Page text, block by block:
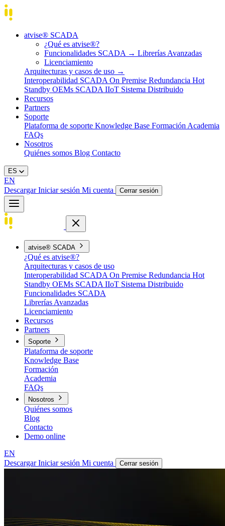
atvise® SCADA
¿Qué es atvise®?
Funcionalidades SCADA → Librerías Avanzadas
Licenciamiento
Arquitecturas y casos de uso →
Interoperabilidad SCADA On Premise Redundancia Hot
Standby OEMs SCADA IIoT Sistema Distribuido
Recursos
Partners
Soporte
Plataforma de soporte Knowledge Base Formación Academia
FAQs
Nosotros
Quiénes somos Blog Contacto
ES
EN
DescargarIniciar sesión Mi cuenta Cerrar sesión
atvise® SCADA
¿Qué es atvise®?
Arquitecturas y casos de uso
Interoperabilidad SCADA On Premise Redundancia Hot
Standby OEMs SCADA IIoT Sistema Distribuido
Funcionalidades SCADA
Librerías Avanzadas
Licenciamiento
Recursos
Partners
Soporte
Plataforma de soporte
Knowledge Base
Formación
Academia
FAQs
Nosotros
Quiénes somos
Blog
Contacto
Demo online
EN
DescargarIniciar sesión Mi cuenta Cerrar sesión